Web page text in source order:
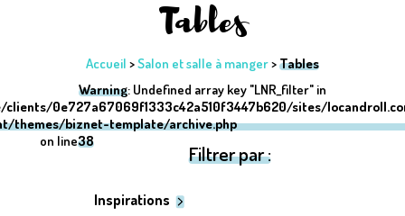
Tables
Accueil >Salon et salle à manger>Tables
Warning: Undefined array key "LNR_filter" in
clients/0e727a67069f1333c42a510f3447b620/sites/
themes/biznet-template/archive.php
on line38
Filtrer par :
Inspirations